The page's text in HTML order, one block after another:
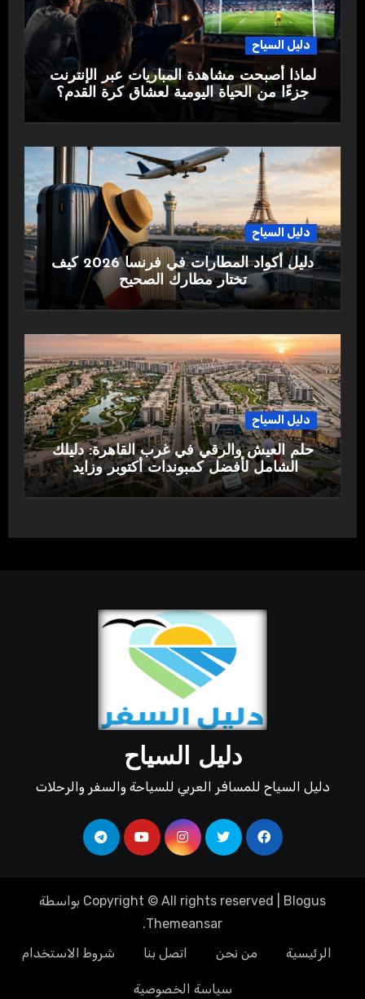
دليل السياح
لماذا أصبحت مشاهدة المباريات عبر الإنترنت
جزءًا من الحياة اليومية لعشاق كرة القدم؟
دليل السياح
دليل أكواد المطارات في فرنسا 2026 كيف
تختار مطارك الصحيح
دليل السياح
حلم العيش والرقي في غرب القاهرة: دليلك
الشامل لأفضل كمبوندات أكتوبر وزايد
دليل السياح
دليل السياح للمسافر العربي للسياحة والسفر والرحلات
Copyright © All rights reserved Blogus
بواسطة
Themeansar
.
الرئيسية
من نحن اتصل بنا شروط الاستخدام
سياسة الخصوصية